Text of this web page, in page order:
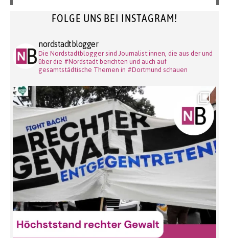
FOLGE UNS BEI INSTAGRAM!
nordstadtblogger
Die Nordstadtblogger sind Journalist:innen, die aus der und
über die #Nordstadt berichten und auch auf
gesamtstädtische Themen in #Dortmund schauen